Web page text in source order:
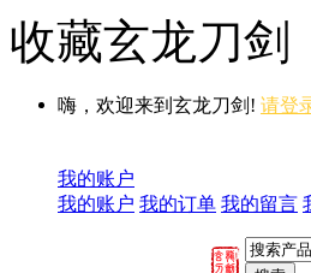
收藏玄龙刀剑
嗨，欢迎来到玄龙刀剑! 请登
我的账户
我的账户 我的订单 我的留言